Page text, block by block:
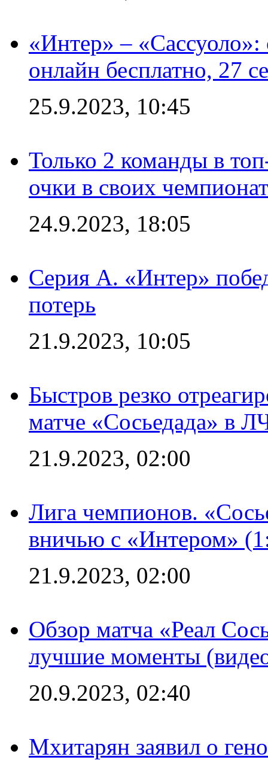
«Интер» –
онлайн бесплатно, 27
25.9.2023, 10:45
Только 2 команды в
очки в своих
24.9.2023, 18:05
Серия А. «Интер»
потерь
21.9.2023, 10:05
Быстров резко
матче «Сосьедада» в
21.9.2023, 02:00
Лига чемпионов.
вничью с «Интером»
21.9.2023, 02:00
Обзор матча «Реал
лучшие моменты
20.9.2023, 02:40
Мхитарян заявил о